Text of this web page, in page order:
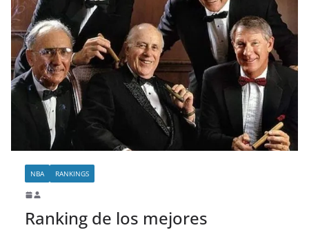
NBA RANKINGS
Ranking de los mejores